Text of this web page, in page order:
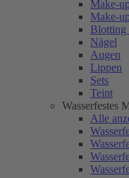
Make-
Make-
Blotting
Nägel
Augen
Lippen
Sets
Teint
Wasserfestes
Alle